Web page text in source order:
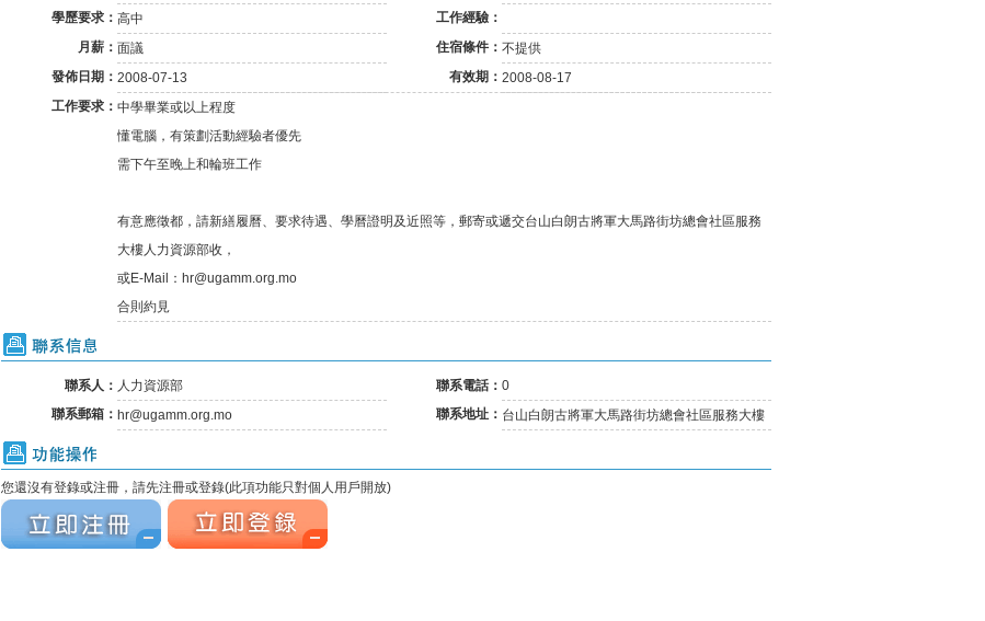
正對有關兩工種最低....
11-02
澳總體失業率維持1.....
全面最低工資須盡快立法
06-19
去年失業率百分二 今....
01-31
學歷要求： 高中
工作經驗：
月薪： 面議 住宿條件： 不提供
發佈日期： 2008-07-13 有效期： 2008-08-17
工作要求： 中學畢業或以上程度
懂電腦，有策劃活動經驗者優先
需下午至晚上和輪班工作
有意應徵都，請新繕履曆、要求待遇、學曆證明及近照等，郵寄或遞交台山白朗古將軍大馬路街坊總會社區服務
大樓人力資源部收，
或E-Mail：hr@ugamm.org.mo
合則約見
聯系信息
聯系人： 人力資源部 聯系電話： 0
聯系郵箱： hr@ugamm.org.mo 聯系地址： 台山白朗古將軍大馬路街坊總會社區服務大樓
功能操作
您還沒有登錄或注冊，請先注冊或登錄(此項功能只對個人用戶開放)
立刻注冊
立刻注冊